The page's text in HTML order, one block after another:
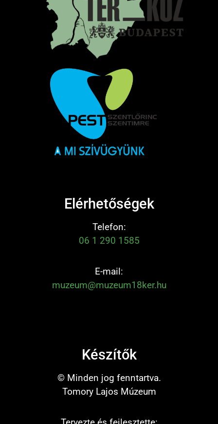
Elérhetőségek
Telefon:
06 1 290 1585
E-mail:
muzeum@muzeum18ker.hu
Készítők
© Minden jog fenntartva.
Tomory Lajos Múzeum